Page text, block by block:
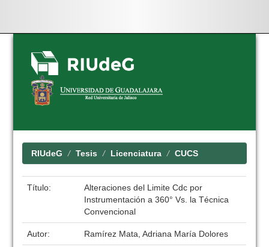
Skip
navigation
RIUdeG Tesis Licenciatura CUCS
Título:
Alteraciones del Limite Cdc por
Instrumentación a 360° Vs. la Técnica
Convencional
Autor: Ramírez Mata, Adriana María Dolores